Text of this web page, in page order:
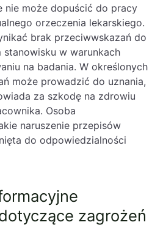
nie może dopuścić do pracy
orzeczenia lekarskiego.
brak przeciwwskazań do
stanowisku w warunkach
na badania. W określonych
może prowadzić do uznania,
za szkodę na zdrowiu
Osoba
naruszenie przepisów
do odpowiedzialności
zagrożeń